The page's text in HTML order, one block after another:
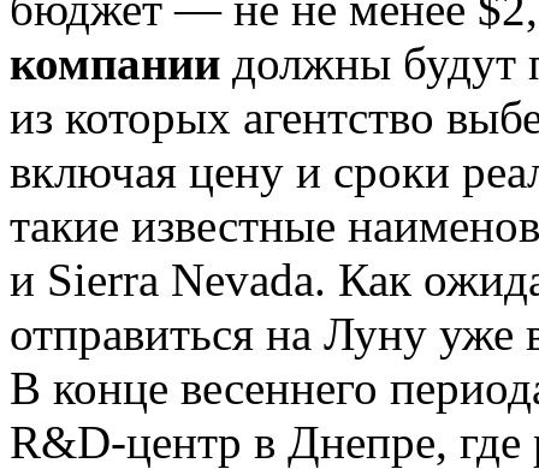
компании должны будут
из которых агентство
включая цену и сроки
такие известные
и Sierra Nevada. Как
отправиться на Луну
В конце весеннего
R&D-центр в Днепре, где